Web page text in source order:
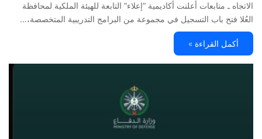
الاتجاه ـ متابعات أعلنت أكاديمية “إعلاء” التابعة للهيئة الملكية لمحافظة
العُلا فتح باب التسجيل في مجموعة من البرامج التدريبية المتخصصة،…
أكمل القراءة »